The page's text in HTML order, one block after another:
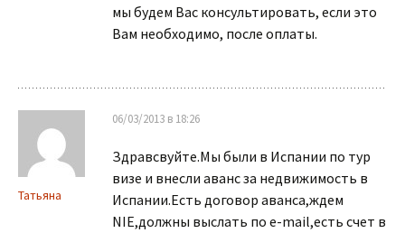
мы будем Вас консультировать, если это
Вам необходимо, после оплаты.
Татьяна
06/03/2013 в 18:26
Здравсвуйте.Мы были в Испании по тур
визе и внесли аванс за недвижимость в
Испании.Есть договор аванса,ждем
NIE,должны выслать по e-mail,есть счет в